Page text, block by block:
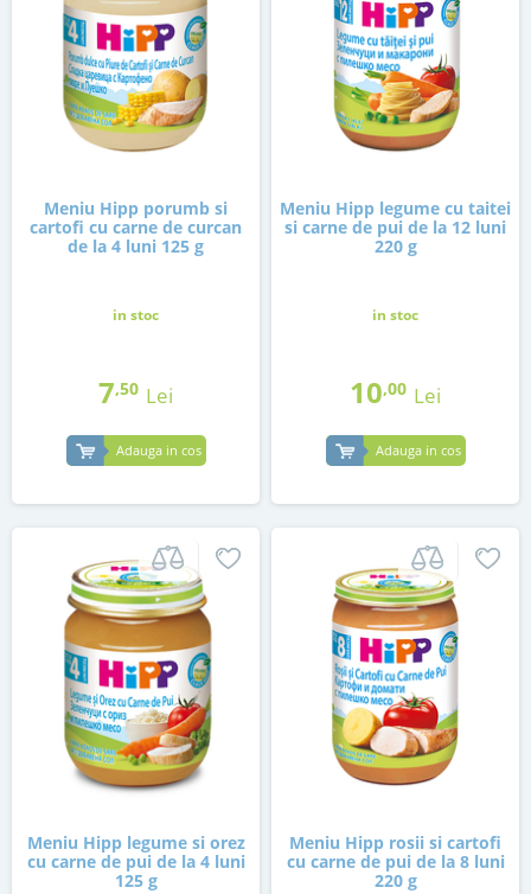
Meniu Hipp porumb si
cartofi cu carne de curcan
de la 4 luni 125 g
in stoc
7,50 Lei
Adauga in cos
Meniu Hipp legume cu taitei
si carne de pui de la 12 luni
220 g
in stoc
10,00 Lei
Adauga in cos
Meniu Hipp legume si orez
cu carne de pui de la 4 luni
125 g
Meniu Hipp rosii si cartofi
cu carne de pui de la 8 luni
220 g